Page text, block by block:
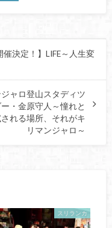
決定！】LIFE～人生変
ャロ登山スタディツ
・金原守人～憧れと
れる場所、それがキ
リマンジャロ～
スリランカ